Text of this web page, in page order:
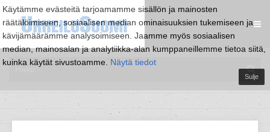
Käytämme evästeitä tarjoamamme sisällön ja mainosten
räätälöimiseen, sosiaalisen median ominaisuuksien tukemiseen ja
kävijämäärämme analysoimiseen. Jaamme myös sosiaalisen
median, mainosalan ja analytiikka-alan kumppaneillemme tietoa siitä,
kuinka käytät sivustoamme. Näytä tiedot
Sulje